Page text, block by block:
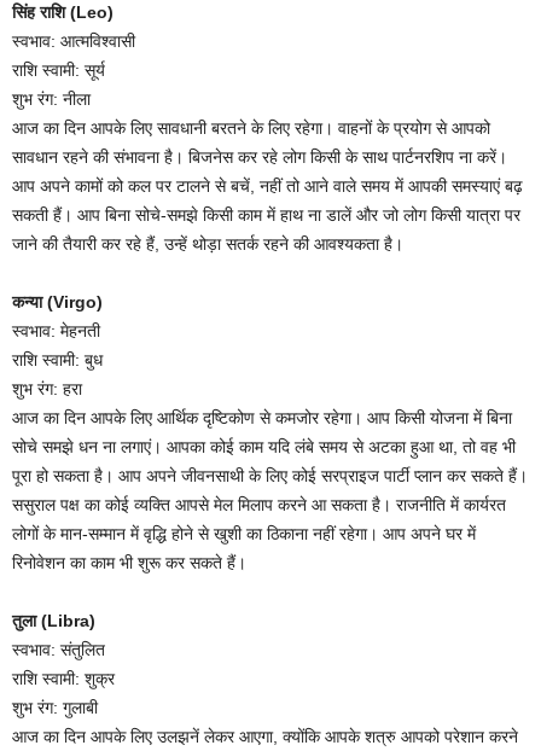
सिंह राशि (Leo)
स्वभाव: आत्मविश्वासी
राशि स्वामी: सूर्य
शुभ रंग: नीला
आज का दिन आपके लिए सावधानी बरतने के लिए रहेगा। वाहनों के प्रयोग से आपको
सावधान रहने की संभावना है। बिजनेस कर रहे लोग किसी के साथ पार्टनरशिप ना करें।
आप अपने कामों को कल पर टालने से बचें, नहीं तो आने वाले समय में आपकी समस्याएं बढ़
सकती हैं। आप बिना सोचे-समझे किसी काम में हाथ ना डालें और जो लोग किसी यात्रा पर
जाने की तैयारी कर रहे हैं, उन्हें थोड़ा सतर्क रहने की आवश्यकता है।
कन्या (Virgo)
स्वभाव: मेहनती
राशि स्वामी: बुध
शुभ रंग: हरा
आज का दिन आपके लिए आर्थिक दृष्टिकोण से कमजोर रहेगा। आप किसी योजना में बिना
सोचे समझे धन ना लगाएं। आपका कोई काम यदि लंबे समय से अटका हुआ था, तो वह भी
पूरा हो सकता है। आप अपने जीवनसाथी के लिए कोई सरप्राइज पार्टी प्लान कर सकते हैं।
ससुराल पक्ष का कोई व्यक्ति आपसे मेल मिलाप करने आ सकता है। राजनीति में कार्यरत
लोगों के मान-सम्मान में वृद्धि होने से खुशी का ठिकाना नहीं रहेगा। आप अपने घर में
रिनोवेशन का काम भी शुरू कर सकते हैं।
तुला (Libra)
स्वभाव: संतुलित
राशि स्वामी: शुक्र
शुभ रंग: गुलाबी
आज का दिन आपके लिए उलझनें लेकर आएगा, क्योंकि आपके शत्रु आपको परेशान करने